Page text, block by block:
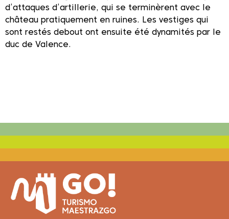
d’attaques d’artillerie, qui se terminèrent avec le
château pratiquement en ruines. Les vestiges qui
sont restés debout ont ensuite été dynamités par le
duc de Valence.